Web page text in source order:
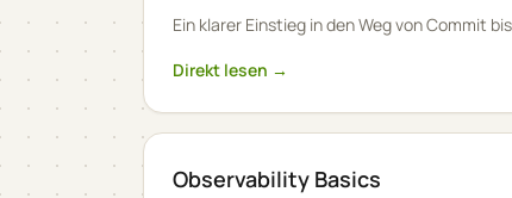
Ein klarer Einstieg in den Weg von Commit
Direkt lesen →
Observability Basics